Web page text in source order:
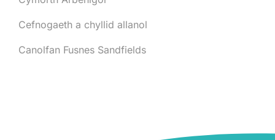
Cefnogaeth a chyllid allanol
Canolfan Fusnes Sandfields